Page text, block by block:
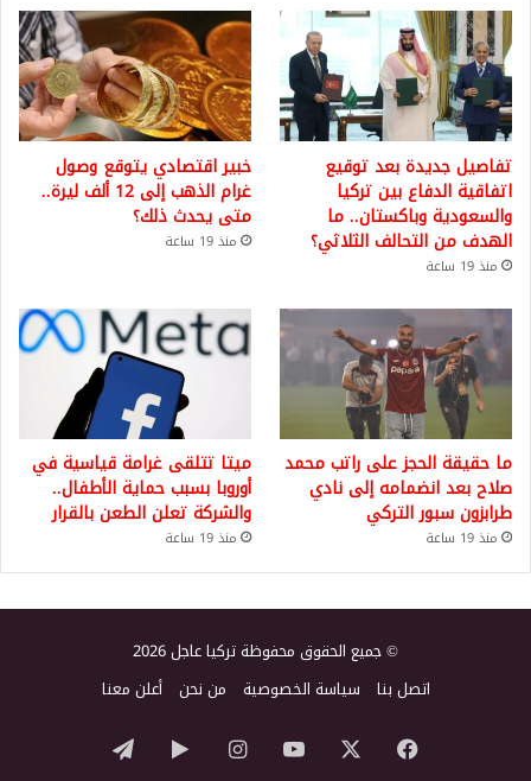
تفاصيل جديدة بعد توقيع
اتفاقية الدفاع بين تركيا
والسعودية وباكستان.. ما
الهدف من التحالف الثلاثي؟
منذ 19 ساعة
خبير اقتصادي يتوقع وصول
غرام الذهب إلى 12 ألف ليرة..
متى يحدث ذلك؟
منذ 19 ساعة
ما حقيقة الحجز على راتب محمد
صلاح بعد انضمامه إلى نادي
طرابزون سبور التركي
منذ 19 ساعة
ميتا تتلقى غرامة قياسية في
أوروبا بسبب حماية الأطفال..
والشركة تعلن الطعن بالقرار
منذ 19 ساعة
© جميع الحقوق محفوظة تركيا عاجل 2026
اتصل بنا سياسة الخصوصية من نحن أعلن معنا
فيسبوك ‫YouTubeانستقرام‏Googleتيلقرام